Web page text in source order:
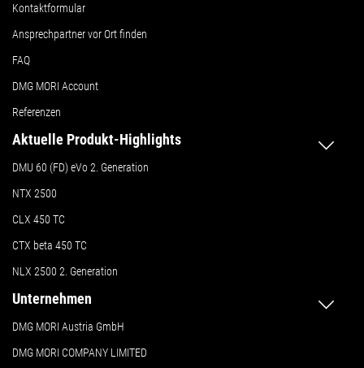
Kontaktformular
Ansprechpartner vor Ort finden
FAQ
DMG MORI Account
Referenzen
Aktuelle Produkt-Highlights
DMU 60 (FD) eVo 2. Generation
NTX 2500
CLX 450 TC
CTX beta 450 TC
NLX 2500 2. Generation
Unternehmen
DMG MORI Austria GmbH
DMG MORI COMPANY LIMITED